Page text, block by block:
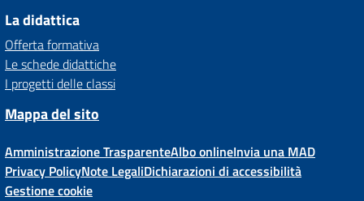
La didattica
Offerta formativa
Le schede didattiche
I progetti delle classi
Mappa del sito
Amministrazione TrasparenteAlbo onlineInvia una MAD
Privacy PolicyNote LegaliDichiarazioni di accessibilità
Gestione cookie